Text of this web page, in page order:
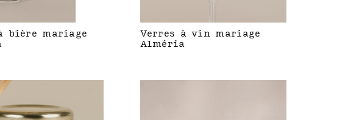
bière mariage
Verres à vin mariage
Alméria